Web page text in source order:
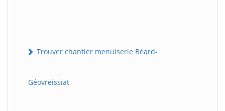
Trouver chantier menuiserie Béard-
Géovreissiat